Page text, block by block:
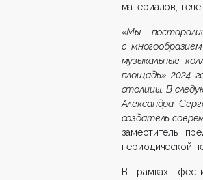
материалов,
«Мы
с
музыкальные
площадь» 2024
столицы. В
Александра
создатель
заместитель
периодической
В рамках